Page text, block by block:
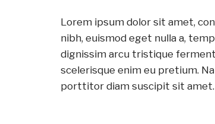
Lorem ipsum dolor sit amet,
nibh, euismod eget nulla a,
dignissim arcu tristique
scelerisque enim eu pretium.
porttitor diam suscipit sit amet.